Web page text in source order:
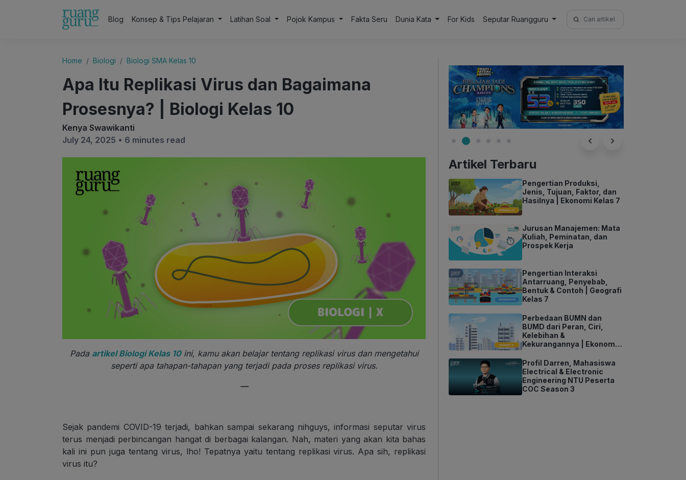
Blog Konsep & Tips Pelajaran Latihan Soal Pojok Kampus Fakta Seru Dunia Kata For Kids Seputar Ruangguru
Search
for:
Home Biologi Biologi SMA Kelas 10
Apa Itu Replikasi Virus dan Bagaimana
Prosesnya? | Biologi Kelas 10
Kenya Swawikanti
July 24, 2025 • 6 minutes read
Pada artikel Biologi Kelas 10ini, kamu akan belajar tentang replikasi virus dan mengetahui
seperti apa tahapan-tahapan yang terjadi pada proses replikasi virus.
—
Sejak pandemi COVID-19 terjadi, bahkan sampai sekarang nihguys, informasi seputar virus
terus menjadi perbincangan hangat di berbagai kalangan. Nah, materi yang akan kita bahas
kali ini pun juga tentang virus, lho! Tepatnya yaitu tentang replikasi virus. Apa sih, replikasi
virus itu?
Artikel Terbaru
Pengertian Produksi,
Jenis, Tujuan, Faktor, dan
Hasilnya | Ekonomi Kelas 7
Jurusan Manajemen: Mata
Kuliah, Peminatan, dan
Prospek Kerja
Pengertian Interaksi
Antarruang, Penyebab,
Bentuk & Contoh | Geografi
Kelas 7
Perbedaan BUMN dan
BUMD dari Peran, Ciri,
Kelebihan &
Kekurangannya | Ekonomi
Profil Darren, Mahasiswa
Electrical & Electronic
Engineering NTU Peserta
COC Season 3